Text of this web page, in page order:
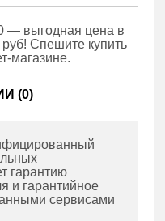
— выгодная цена в
Спешите купить
магазине.
(0)
гарантию
и гарантийное
сервисами